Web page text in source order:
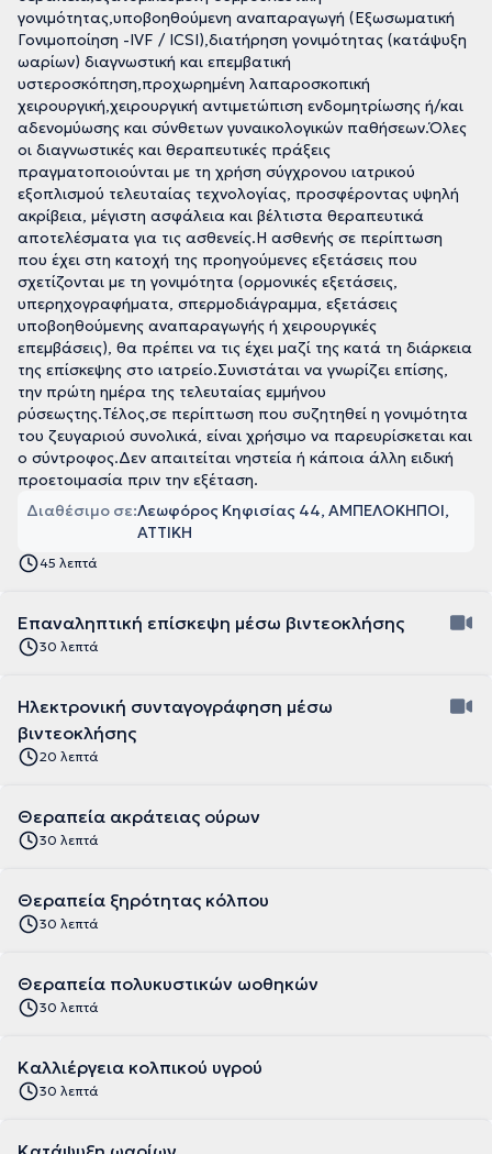
γονιμότητας,υποβοηθούμενη αναπαραγωγή (Εξωσωματική
Γονιμοποίηση -IVF / ICSI),διατήρηση γονιμότητας (κατάψυξη
ωαρίων) διαγνωστική και επεμβατική
υστεροσκόπηση,προχωρημένη λαπαροσκοπική
χειρουργική,χειρουργική αντιμετώπιση ενδομητρίωσης ή/και
αδενομύωσης και σύνθετων γυναικολογικών παθήσεων.Όλες
οι διαγνωστικές και θεραπευτικές πράξεις
πραγματοποιούνται με τη χρήση σύγχρονου ιατρικού
εξοπλισμού τελευταίας τεχνολογίας, προσφέροντας υψηλή
ακρίβεια, μέγιστη ασφάλεια και βέλτιστα θεραπευτικά
αποτελέσματα για τις ασθενείς.Η ασθενής σε περίπτωση
που έχει στη κατοχή της προηγούμενες εξετάσεις που
σχετίζονται με τη γονιμότητα (ορμονικές εξετάσεις,
υπερηχογραφήματα, σπερμοδιάγραμμα, εξετάσεις
υποβοηθούμενης αναπαραγωγής ή χειρουργικές
επεμβάσεις), θα πρέπει να τις έχει μαζί της κατά τη διάρκεια
της επίσκεψης στο ιατρείο.Συνιστάται να γνωρίζει επίσης,
την πρώτη ημέρα της τελευταίας εμμήνου
ρύσεωςτης.Τέλος,σε περίπτωση που συζητηθεί η γονιμότητα
του ζευγαριού συνολικά, είναι χρήσιμο να παρευρίσκεται και
ο σύντροφος.Δεν απαιτείται νηστεία ή κάποια άλλη ειδική
προετοιμασία πριν την εξέταση.
Διαθέσιμο σε:Λεωφόρος Κηφισίας 44, ΑΜΠΕΛΟΚΗΠΟΙ,
ΑΤΤΙΚΗ
45 λεπτά
Επαναληπτική επίσκεψη μέσω βιντεοκλήσης
30 λεπτά
Ηλεκτρονική συνταγογράφηση μέσω
βιντεοκλήσης
20 λεπτά
Θεραπεία ακράτειας ούρων
30 λεπτά
Θεραπεία ξηρότητας κόλπου
30 λεπτά
Θεραπεία πολυκυστικών ωοθηκών
30 λεπτά
Καλλιέργεια κολπικού υγρού
30 λεπτά